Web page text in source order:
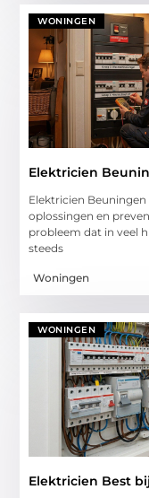
WONINGEN
Elektricien
Elektricien
oplossingen en
probleem dat in veel
steeds
Woningen
WONINGEN
Elektricien Best